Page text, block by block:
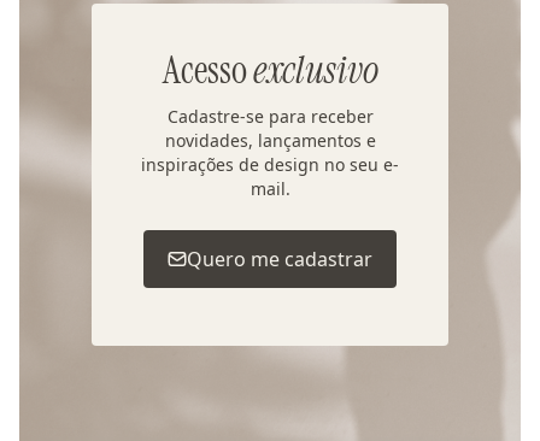
Acessoexclusivo
Cadastre-se para receber
novidades, lançamentos e
inspirações de design no seu e-
mail.
Quero me cadastrar